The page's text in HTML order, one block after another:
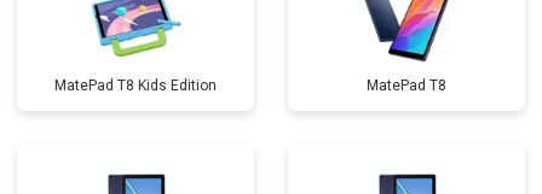
MatePad T8 Kids Edition MatePad T8